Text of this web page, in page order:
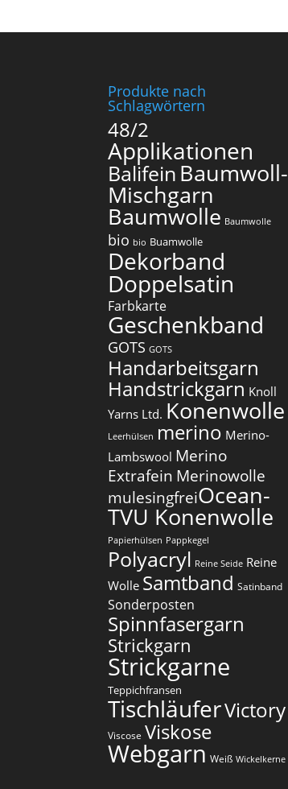
Produkte nach
Schlagwörtern
48/2
Applikationen
Balifein Baumwoll-
Mischgarn
Baumwolle Baumwolle
bio bio Buamwolle
Dekorband
Doppelsatin
Farbkarte
Geschenkband
GOTS GOTS
Handarbeitsgarn
Handstrickgarn Knoll
Yarns Ltd. Konenwolle
Leerhülsen merino Merino-
Lambswool Merino
Extrafein Merinowolle
mulesingfrei​Ocean-
TVU Konenwolle
Papierhülsen Pappkegel
Polyacryl Reine Seide Reine
Wolle Samtband Satinband
Sonderposten
Spinnfasergarn
Strickgarn
Strickgarne
Teppichfransen
TischläuferVictory
Viscose Viskose
Webgarn Weiß Wickelkerne